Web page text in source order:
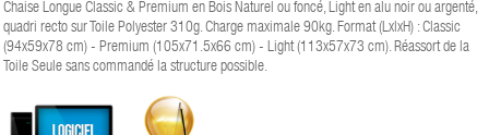
Chaise Longue Classic & Premium en Bois Naturel ou foncé, Light en alu noir ou argenté,
quadri recto sur Toile Polyester 310g. Charge maximale 90kg. Format (LxlxH) : Classic
(94x59x78 cm) - Premium (105x71.5x66 cm) - Light (113x57x73 cm). Réassort de la
Toile Seule sans commandé la structure possible.